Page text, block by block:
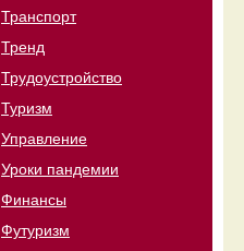
Транспорт
Тренд
Трудоустройство
Туризм
Управление
Уроки пандемии
Финансы
Футуризм